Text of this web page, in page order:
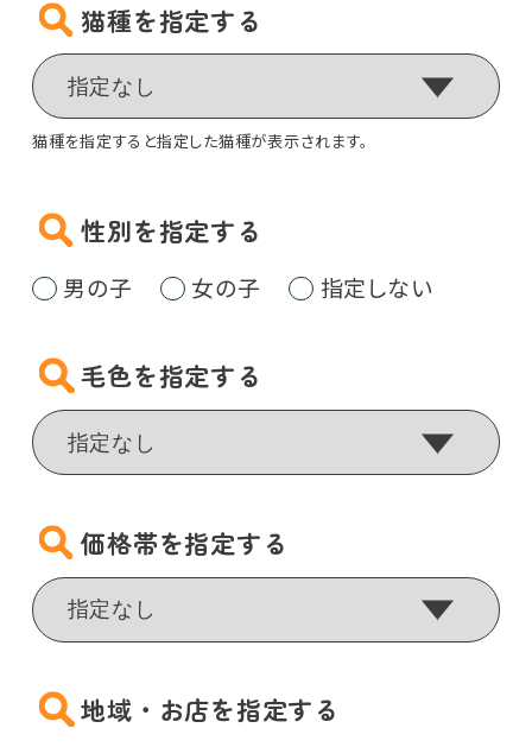
猫種を指定する
猫種を指定すると指定した猫種が表示されます。
性別を指定する
男の子 女の子 指定しない
毛色を指定する
価格帯を指定する
地域・お店を指定する